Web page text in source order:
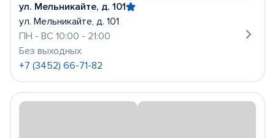
ул. Мельникайте, д. 101
ул. Мельникайте, д. 101
ПН - ВС 10:00 - 21:00
Без выходных
+7 (3452) 66-71-82